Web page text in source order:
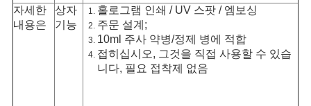
자세한
내용은
상자
기능
홀로그램 인쇄 / UV 스팟 / 엠보싱
주문 설계;
10ml 주사 약병/정제 병에 적합
접히십시오, 그것을 직접 사용할 수 있습
니다, 필요 접착제 없음